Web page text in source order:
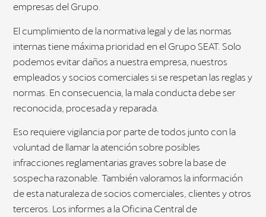
empresas del Grupo.
El cumplimiento de la normativa legal y de las normas
internas tiene máxima prioridad en el Grupo SEAT. Solo
podemos evitar daños a nuestra empresa, nuestros
empleados y socios comerciales si se respetan las reglas y
normas. En consecuencia, la mala conducta debe ser
reconocida, procesada y reparada.
Eso requiere vigilancia por parte de todos junto con la
voluntad de llamar la atención sobre posibles
infracciones reglamentarias graves sobre la base de
sospecha razonable. También valoramos la información
de esta naturaleza de socios comerciales, clientes y otros
terceros. Los informes a la Oficina Central de